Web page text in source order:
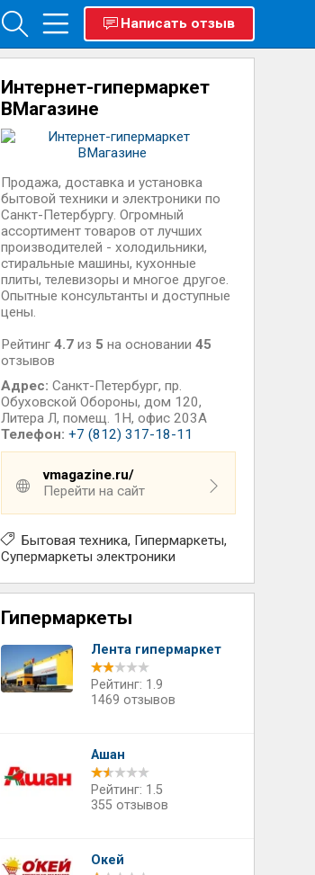
Написать отзыв
Интернет-гипермаркет
ВМагазине
Продажа, доставка и установка
бытовой техники и электроники по
Санкт-Петербургу. Огромный
ассортимент товаров от лучших
производителей - холодильники,
стиральные машины, кухонные
плиты, телевизоры и многое другое.
Опытные консультанты и доступные
цены.
Рейтинг4.7 из 5 на основании45
отзывов
Адрес: Санкт-Петербург,пр.
Обуховской Обороны, дом 120,
Литера Л, помещ. 1Н, офис 203А
Телефон: +7 (812) 317-18-11
vmagazine.ru/
Перейти на сайт
Бытовая техника Гипермаркеты
Супермаркеты электроники
Гипермаркеты
Лента гипермаркет
Рейтинг: 1.9
1469 отзывов
Ашан
Рейтинг: 1.5
355 отзывов
Окей